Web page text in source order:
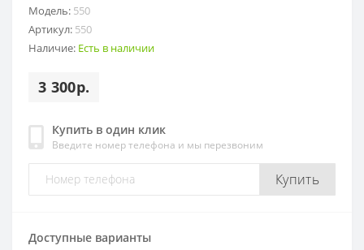
Модель: 550
Артикул: 550
Наличие: Есть в наличии
3 300р.
Купить в один клик
Введите номер телефона и мы перезвоним
Купить
Доступные варианты